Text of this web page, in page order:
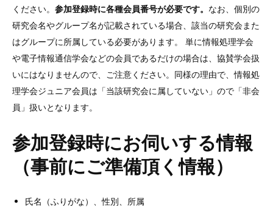
ください。 参加登録時に各種会員番号が必要です。 なお、個別の
研究会名やグループ名が記載されている場合、該当の研究会また
はグループに所属している必要があります。 単に情報処理学会
や電子情報通信学会などの会員であるだけの場合は、協賛学会扱
いにはなりませんので、ご注意ください。同様の理由で、情報処
理学会ジュニア会員は「当該研究会に属していない」ので「非会
員」扱いとなります。
参加登録時にお伺いする情報
（事前にご準備頂く情報）
氏名（ふりがな）、性別、所属